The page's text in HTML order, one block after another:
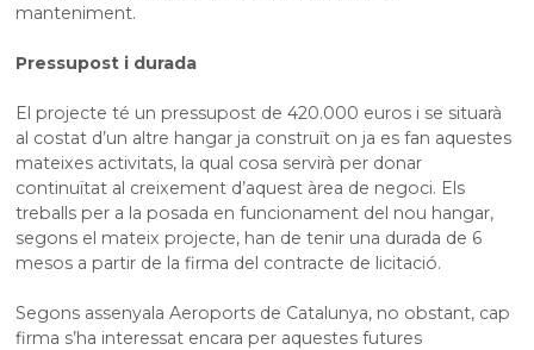
manteniment.
Pressupost i durada
El projecte té un pressupost de 420.000 euros i se situarà
al costat d’un altre hangar ja construït on ja es fan aquestes
mateixes activitats, la qual cosa servirà per donar
continuïtat al creixement d’aquest àrea de negoci. Els
treballs per a la posada en funcionament del nou hangar,
segons el mateix projecte, han de tenir una durada de 6
mesos a partir de la firma del contracte de licitació.
Segons assenyala Aeroports de Catalunya, no obstant, cap
firma s’ha interessat encara per aquestes futures